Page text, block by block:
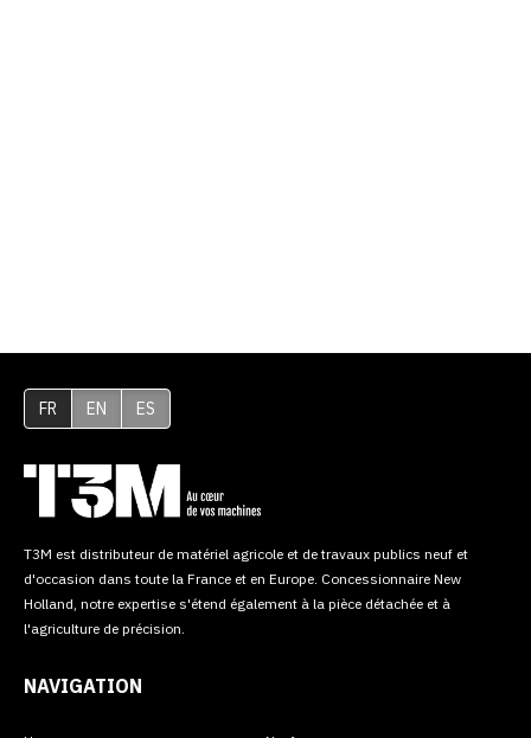
FR EN ES
T3M est distributeur de matériel agricole et de travaux publics neuf et
d'occasion dans toute la France et en Europe. Concessionnaire New
Holland, notre expertise s'étend également à la pièce détachée et à
l'agriculture de précision.
NAVIGATION